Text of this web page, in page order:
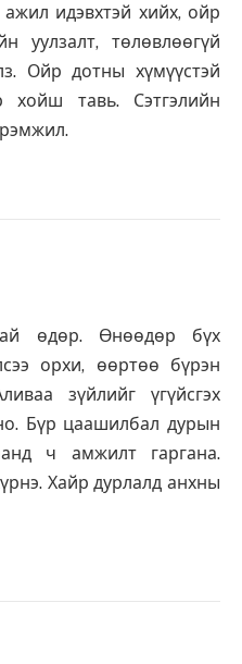
идэвхтэй хийх, ойр
уулзалт, төлөвлөөгүй
Ойр дотны хүмүүстэй
хойш тавь. Сэтгэлийн
өдөр. Өнөөдөр бүх
орхи, өөртөө бүрэн
зүйлийг үгүйсгэх
Бүр цаашилбал дурын
ч амжилт гаргана.
Хайр дурлалд анхны